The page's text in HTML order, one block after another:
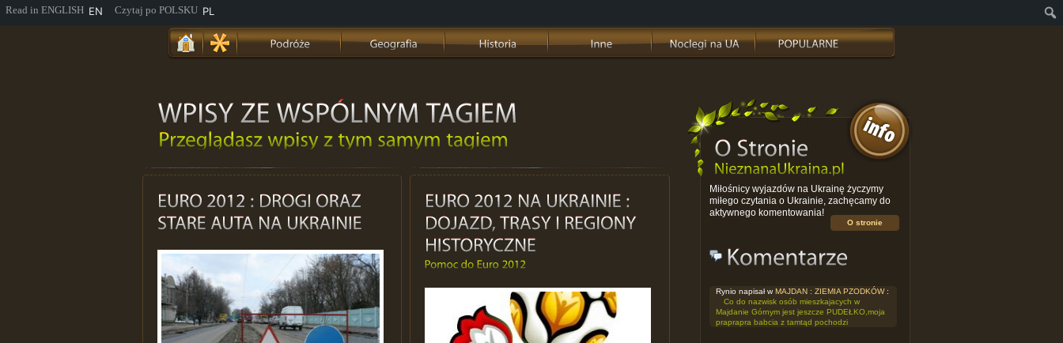
Miłośnicy wyjazdów na Ukrainę życzymy
miłego czytania o Ukrainie, zachęcamy do
aktywnego komentowania!
O stronie
Rynio napisał w MAJDAN : ZIEMIA PZODKÓW:
Co do nazwisk osób mieszkajacych w
Majdanie Górnym jest jeszcze PUDEŁKO,moja
praprapra babcia z tamtąd pochodzi
EN PL